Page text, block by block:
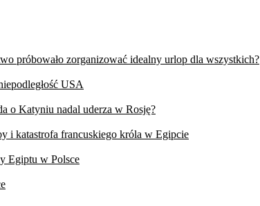
próbowało zorganizować idealny urlop dla wszystkich?
USA
o Katyniu nadal uderza w Rosję?
i katastrofa francuskiego króla w Egipcie
Egiptu w Polsce